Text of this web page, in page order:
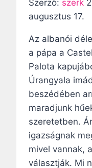
e
c
p
á
p
a
R
e
g
i
h
n
e
f
e
l
e
d
k
e
Szerző: szerk
augusztus 17.
Az albanói
a pápa a
Palota
Úrangyala
beszédében
maradjunk
szeretetben.
igazságnak
mivel vannak,
választják. Mi